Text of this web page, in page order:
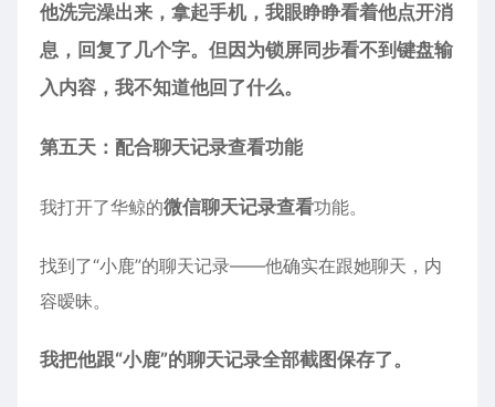
他洗完澡出来，拿起手机，我眼睁睁看着他点开消
息，回复了几个字。但因为锁屏同步看不到键盘输
入内容，我不知道他回了什么。
第五天：配合聊天记录查看功能
我打开了华鲸的微信聊天记录查看功能。
找到了“小鹿”的聊天记录——他确实在跟她聊天，内
容暧昧。
我把他跟“小鹿”的聊天记录全部截图保存了。